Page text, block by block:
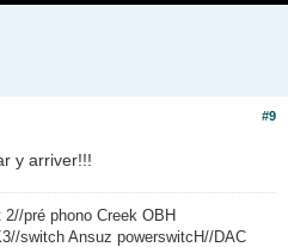
#9
y arriver!!!
pré phono Creek OBH
switch Ansuz powerswitcH//DAC